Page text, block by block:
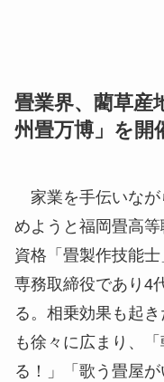
畳業界、藺草産
州畳万博」を開
家業を手伝いなが
めようと福岡畳高
資格「畳製作技能
専務取締役であり4
る。相乗効果も起
も徐々に広まり、
る！」「歌う畳屋